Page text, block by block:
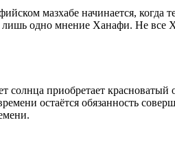
мазхабе начинается, когда
лишь одно мнение Ханафи. Не
солнца приобретает
остаётся обязанность